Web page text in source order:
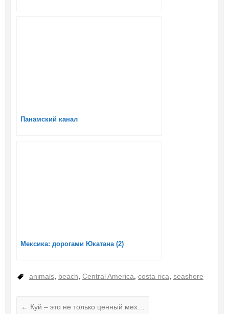
Панамский канал
Мексика: дорогами Юкатана (2)
animals, beach Central America costa rica seashore
← Куй – это не только ценный мех…